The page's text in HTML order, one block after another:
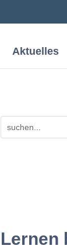
Aktuelles
Lernen